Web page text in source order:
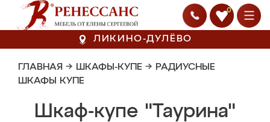
0
ЛИКИНО-ДУЛЁВО
ГЛАВНАЯ → ШКАФЫ-КУПЕ → РАДИУСНЫЕ
ШКАФЫ КУПЕ
Шкаф-купе "Таурина"